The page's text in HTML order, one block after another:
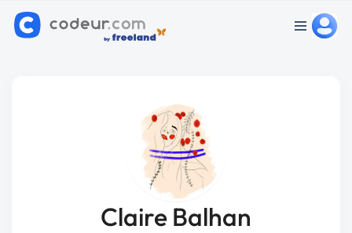
Claire Balhan